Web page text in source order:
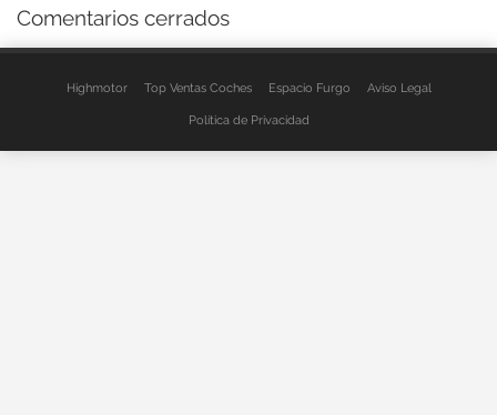
Comentarios cerrados
Highmotor Top Ventas Coches Espacio Furgo Aviso Legal
Política de Privacidad